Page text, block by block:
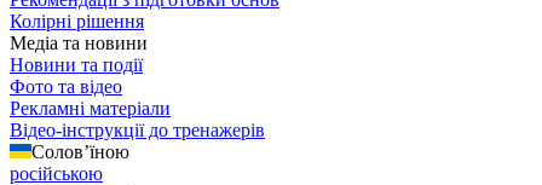
Колірні рішення
Медіа та новини
Новини та події
Фото та відео
Рекламні матеріали
Відео-інструкції до тренажерів
Солов’їною
російською